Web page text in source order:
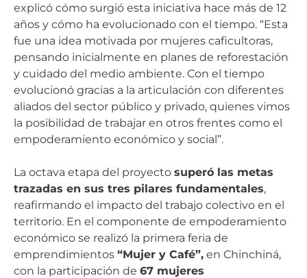
explicó cómo surgió esta iniciativa hace más de 12
años y cómo ha evolucionado con el tiempo. “Esta
fue una idea motivada por mujeres caficultoras,
pensando inicialmente en planes de reforestación
y cuidado del medio ambiente. Con el tiempo
evolucionó gracias a la articulación con diferentes
aliados del sector público y privado, quienes vimos
la posibilidad de trabajar en otros frentes como el
empoderamiento económico y social”.
La octava etapa del proyecto superó las metas
trazadas en sus tres pilares fundamentales,
reafirmando el impacto del trabajo colectivo en el
territorio. En el componente de empoderamiento
económico se realizó la primera feria de
emprendimientos “Mujer y Café”, en Chinchiná,
con la participación de 67 mujeres